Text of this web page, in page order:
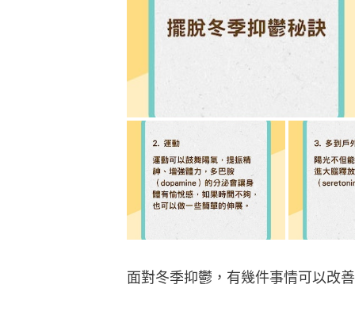
面對冬季抑鬱，有幾件事情可以改